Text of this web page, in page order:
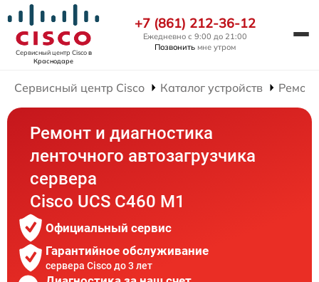
Сервисный центр Ciscoв
Краснодаре
+7 (861) 212-36-12
Ежедневно с 9:00 до 21:00
Позвонить мне утром
Сервисный центр Cisco Каталог устройств
Ремонт и диагностика
ленточного автозагрузчика
сервера
Cisco UCS C460 M1
Официальный сервис
Гарантийное обслуживание
сервера Cisco до 3 лет